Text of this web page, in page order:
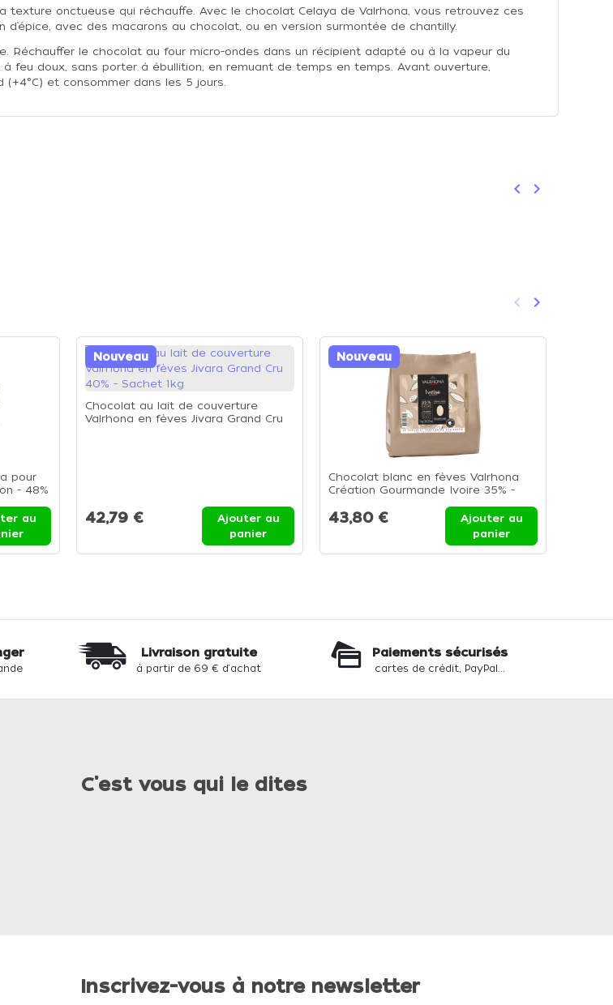
onctueuse qui réchauffe. Avec le chocolat Celaya de Valrhona, vous retrouvez ces
avec des macarons au chocolat, ou en version surmontée de chantilly.
Réchauffer le chocolat au four micro-ondes dans un récipient adapté ou à la vapeur du
feu doux, sans porter à ébullition, en remuant de temps en temps. Avant ouverture,
et consommer dans les 5 jours.
Précédent
keyboard_arrow_left Suivant
keyboard_arrow_right
Précédent
keyboard_arrow_left Suivant
keyboard_arrow_right
pour
- 48%
au
Nouveau
Chocolat au lait de couverture
Valrhona en fèves Jivara Grand Cru
42,79 €
Ajouter au
panier
Nouveau
Chocolat blanc en fèves Valrhona
Création Gourmande Ivoire 35% -
43,80 €
Ajouter au
panier
Livraison gratuite
à partir de 69 € d'achat
Paiements sécurisés
cartes de crédit, PayPal...
C'est vous qui le dites
Inscrivez-vous à notre newsletter